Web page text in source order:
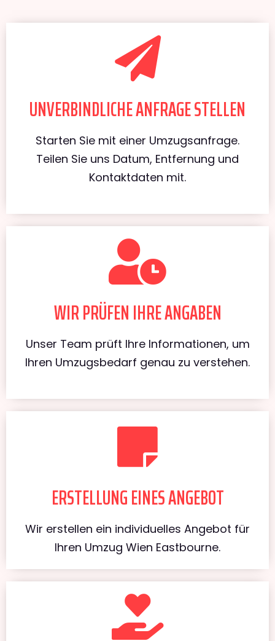
UNVERBINDLICHE ANFRAGE STELLEN
Starten Sie mit einer Umzugsanfrage.
Teilen Sie uns Datum, Entfernung und
Kontaktdaten mit.
WIR PRÜFEN IHRE ANGABEN
Unser Team prüft Ihre Informationen, um
Ihren Umzugsbedarf genau zu verstehen.
ERSTELLUNG EINES ANGEBOT
Wir erstellen ein individuelles Angebot für
Ihren Umzug Wien Eastbourne.